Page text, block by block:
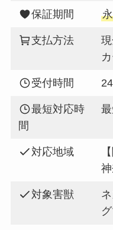
保証期間
支払方法
受付時間
最短対応時
間
対応地域
対象害獣